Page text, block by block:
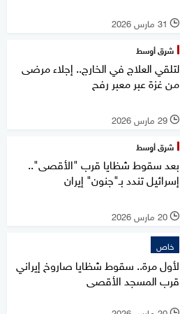
l 31 مارس 2026
شرق أوسط
لتلقي العلاج في الخارج.. إجلاء مرضى
من غزة عبر معبر رفح
l 29 مارس 2026
شرق أوسط
بعد سقوط شظايا قرب "الأقصى"..
إسرائيل تندد بـ"جنون" إيران
l 20 مارس 2026
خاص
لأول مرة.. سقوط شظايا صاروخ إيراني
قرب المسجد الأقصى